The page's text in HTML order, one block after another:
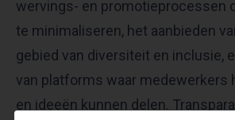
wervings- en promotieprocessen
te minimaliseren, het aanbieden
gebied van diversiteit en inclusie,
van platforms waar medewerkers
en ideeën kunnen delen.